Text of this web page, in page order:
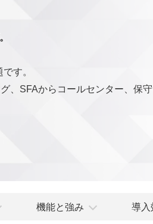
す。
、SFAからコールセンター、保
機能と強み 導入